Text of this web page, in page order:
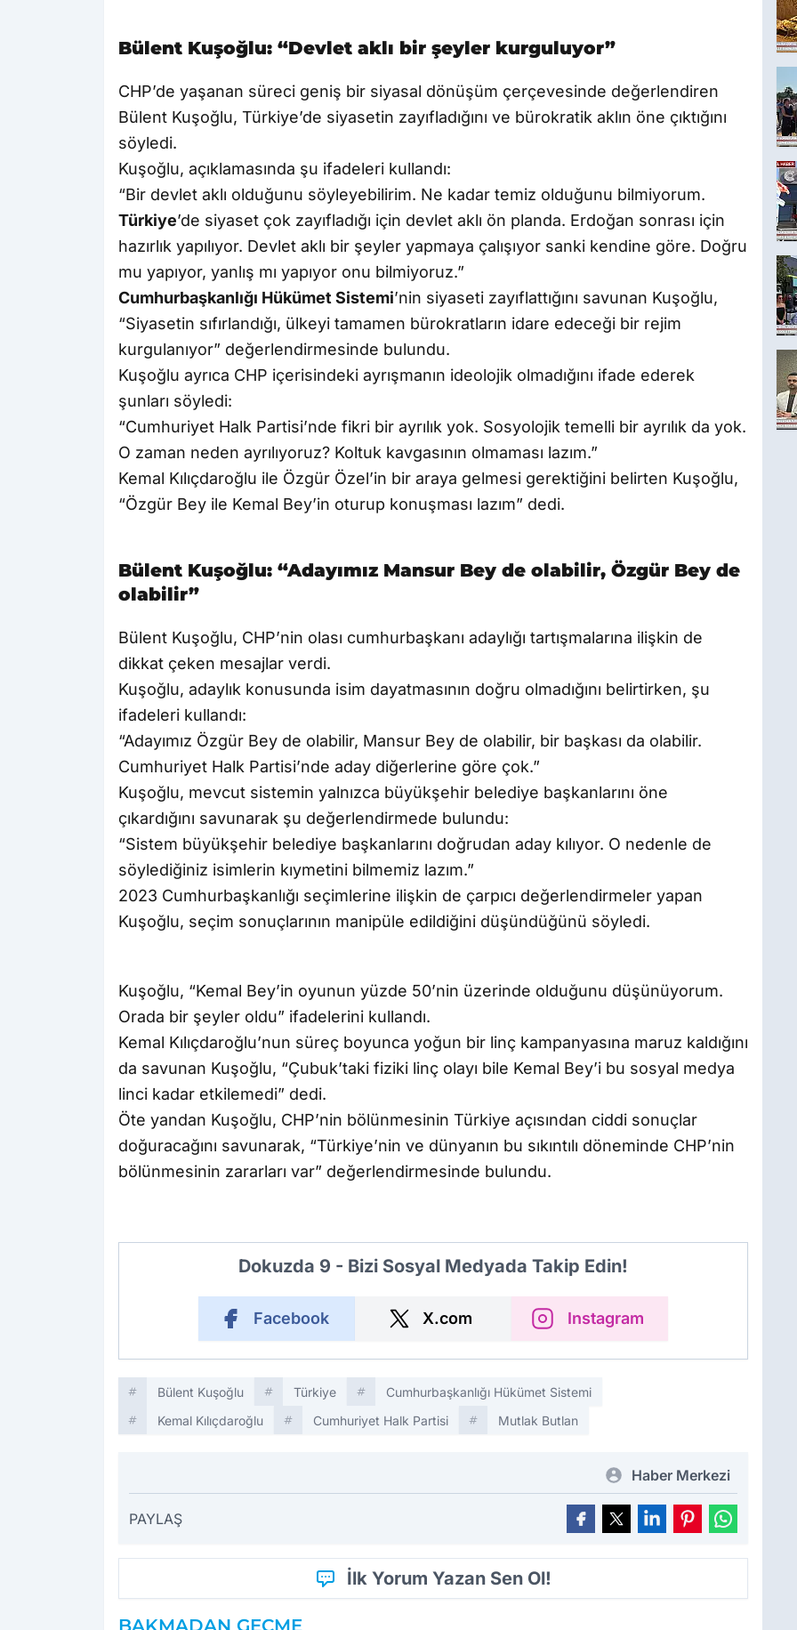
Bülent Kuşoğlu: “Devlet aklı bir şeyler kurguluyor”
CHP’de yaşanan süreci geniş bir siyasal dönüşüm çerçevesinde değerlendiren
Bülent Kuşoğlu, Türkiye’de siyasetin zayıfladığını ve bürokratik aklın öne çıktığını
söyledi.
Kuşoğlu, açıklamasında şu ifadeleri kullandı:
“Bir devlet aklı olduğunu söyleyebilirim. Ne kadar temiz olduğunu bilmiyorum.
Türkiye’de siyaset çok zayıfladığı için devlet aklı ön planda. Erdoğan sonrası için
hazırlık yapılıyor. Devlet aklı bir şeyler yapmaya çalışıyor sanki kendine göre. Doğru
mu yapıyor, yanlış mı yapıyor onu bilmiyoruz.”
Cumhurbaşkanlığı Hükümet Sistemi’nin siyaseti zayıflattığını savunan Kuşoğlu,
“Siyasetin sıfırlandığı, ülkeyi tamamen bürokratların idare edeceği bir rejim
kurgulanıyor” değerlendirmesinde bulundu.
Kuşoğlu ayrıca CHP içerisindeki ayrışmanın ideolojik olmadığını ifade ederek
şunları söyledi:
“Cumhuriyet Halk Partisi’nde fikri bir ayrılık yok. Sosyolojik temelli bir ayrılık da yok.
O zaman neden ayrılıyoruz? Koltuk kavgasının olmaması lazım.”
Kemal Kılıçdaroğlu ile Özgür Özel’in bir araya gelmesi gerektiğini belirten Kuşoğlu,
“Özgür Bey ile Kemal Bey’in oturup konuşması lazım” dedi.
Bülent Kuşoğlu: “Adayımız Mansur Bey de olabilir, Özgür Bey de
olabilir”
Bülent Kuşoğlu, CHP’nin olası cumhurbaşkanı adaylığı tartışmalarına ilişkin de
dikkat çeken mesajlar verdi.
Kuşoğlu, adaylık konusunda isim dayatmasının doğru olmadığını belirtirken, şu
ifadeleri kullandı:
“Adayımız Özgür Bey de olabilir, Mansur Bey de olabilir, bir başkası da olabilir.
Cumhuriyet Halk Partisi’nde aday diğerlerine göre çok.”
Kuşoğlu, mevcut sistemin yalnızca büyükşehir belediye başkanlarını öne
çıkardığını savunarak şu değerlendirmede bulundu:
“Sistem büyükşehir belediye başkanlarını doğrudan aday kılıyor. O nedenle de
söylediğiniz isimlerin kıymetini bilmemiz lazım.”
2023 Cumhurbaşkanlığı seçimlerine ilişkin de çarpıcı değerlendirmeler yapan
Kuşoğlu, seçim sonuçlarının manipüle edildiğini düşündüğünü söyledi.
Kuşoğlu, “Kemal Bey’in oyunun yüzde 50’nin üzerinde olduğunu düşünüyorum.
Orada bir şeyler oldu” ifadelerini kullandı.
Kemal Kılıçdaroğlu’nun süreç boyunca yoğun bir linç kampanyasına maruz kaldığını
da savunan Kuşoğlu, “Çubuk’taki fiziki linç olayı bile Kemal Bey’i bu sosyal medya
linci kadar etkilemedi” dedi.
Öte yandan Kuşoğlu, CHP’nin bölünmesinin Türkiye açısından ciddi sonuçlar
doğuracağını savunarak, “Türkiye’nin ve dünyanın bu sıkıntılı döneminde CHP’nin
bölünmesinin zararları var” değerlendirmesinde bulundu.
Dokuzda 9 - Bizi Sosyal Medyada Takip Edin!
Facebook X.com Instagram
Bülent Kuşoğlu Türkiye
Cumhurbaşkanlığı Hükümet Sistemi
Kemal Kılıçdaroğlu
Cumhuriyet Halk Partisi Mutlak Butlan
Haber Merkezi
PAYLAŞ
İlk Yorum Yazan Sen Ol!